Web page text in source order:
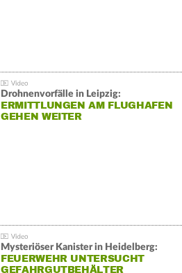
Drohnenvorfälle in Leipzig:
ERMITTLUNGEN AM FLUGHAFEN
GEHEN WEITER
Mysteriöser Kanister in Heidelberg:
FEUERWEHR UNTERSUCHT
GEFAHRGUTBEHÄLTER